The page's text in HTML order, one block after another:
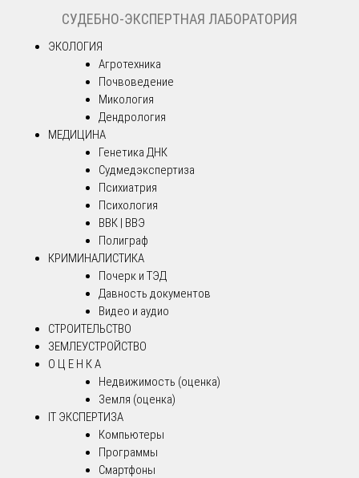
СУДЕБНО-ЭКСПЕРТНАЯ ЛАБОРАТОРИЯ
ЭКОЛОГИЯ
Агротехника
Почвоведение
Микология
Дендрология
МЕДИЦИНА
Генетика ДНК
Судмедэкспертиза
Психиатрия
Психология
ВВК | ВВЭ
Полиграф
КРИМИНАЛИСТИКА
Почерк и ТЭД
Давность документов
Видео и аудио
СТРОИТЕЛЬСТВО
ЗЕМЛЕУСТРОЙСТВО
О Ц Е Н К А
Недвижимость (оценка)
Земля (оценка)
IT ЭКСПЕРТИЗА
Компьютеры
Программы
Смартфоны